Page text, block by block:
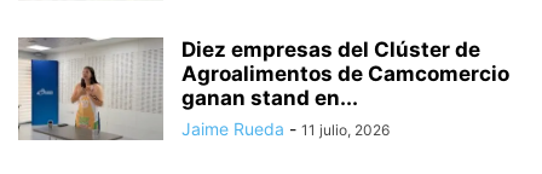
Diez empresas del Clúster de
Agroalimentos de Camcomercio
ganan stand en...
Jaime Rueda - 11 julio, 2026